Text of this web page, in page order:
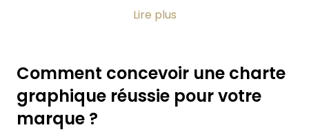
Nous mettons nos expertises au service des
marques pour leur proposer des exemples de
miser sur celle qui reflétera au mieux l’image
qu’elles souhaitent renvoyer auprès de leur public
cible. Réaliser une charte graphique est la garantie
Lire plus
Comment concevoir une charte
graphique réussie pour votre
marque ?